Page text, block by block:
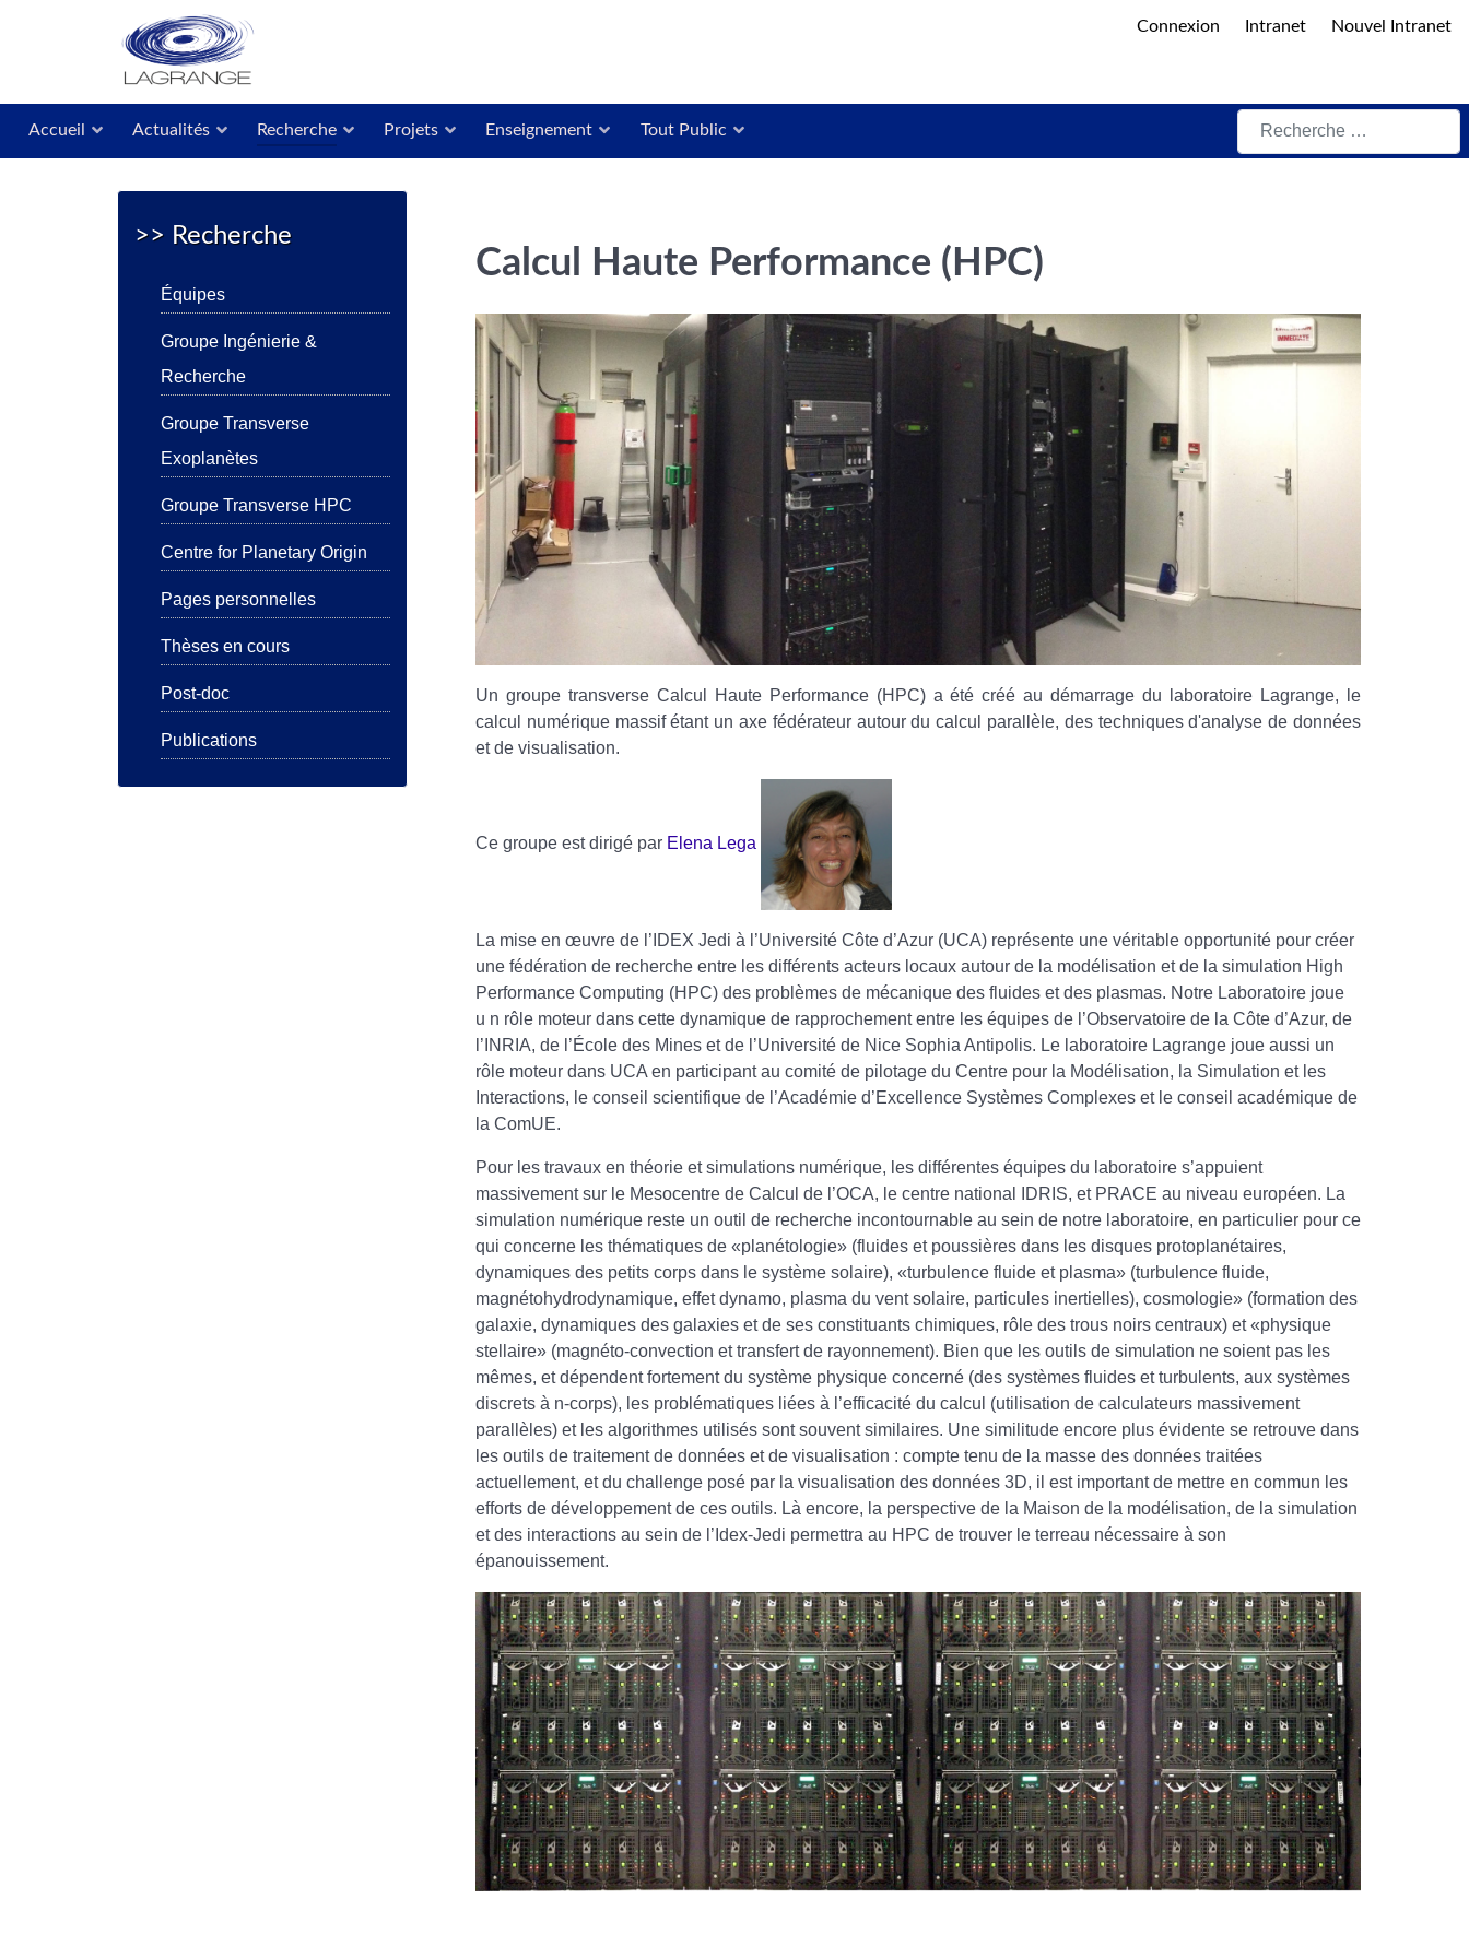
Connexion Intranet Nouvel Intranet
Accueil Actualités Recherche Projets Enseignement Tout Public
Rechercher
>> Recherche
Équipes
Groupe Ingénierie &
Recherche
Groupe Transverse
Exoplanètes
Groupe Transverse HPC
Centre for Planetary Origin
Pages personnelles
Thèses en cours
Post-doc
Publications
Calcul Haute Performance (HPC)
Un groupe transverse Calcul Haute Performance (HPC) a été créé au démarrage du laboratoire Lagrange, le
calcul numérique massif étant un axe fédérateur autour du calcul parallèle, des techniques d'analyse de données
et de visualisation.
Ce groupe est dirigé par Elena Lega
La mise en œuvre de l’IDEX Jedi à l’Université Côte d’Azur (UCA) représente une véritable opportunité pour créer
une fédération de recherche entre les différents acteurs locaux autour de la modélisation et de la simulation High
Performance Computing (HPC) des problèmes de mécanique des fluides et des plasmas. Notre Laboratoire joue
u n rôle moteur dans cette dynamique de rapprochement entre les équipes de l’Observatoire de la Côte d’Azur, de
l’INRIA, de l’École des Mines et de l’Université de Nice Sophia Antipolis. Le laboratoire Lagrange joue aussi un
rôle moteur dans UCA en participant au comité de pilotage du Centre pour la Modélisation, la Simulation et les
Interactions, le conseil scientifique de l’Académie d’Excellence Systèmes Complexes et le conseil académique de
la ComUE.
Pour les travaux en théorie et simulations numérique, les différentes équipes du laboratoire s’appuient
massivement sur le Mesocentre de Calcul de l’OCA, le centre national IDRIS, et PRACE au niveau européen. La
simulation numérique reste un outil de recherche incontournable au sein de notre laboratoire, en particulier pour ce
qui concerne les thématiques de «planétologie» (fluides et poussières dans les disques protoplanétaires,
dynamiques des petits corps dans le système solaire), «turbulence fluide et plasma» (turbulence fluide,
magnétohydrodynamique, effet dynamo, plasma du vent solaire, particules inertielles), cosmologie» (formation des
galaxie, dynamiques des galaxies et de ses constituants chimiques, rôle des trous noirs centraux) et «physique
stellaire» (magnéto-convection et transfert de rayonnement). Bien que les outils de simulation ne soient pas les
mêmes, et dépendent fortement du système physique concerné (des systèmes fluides et turbulents, aux systèmes
discrets à n-corps), les problématiques liées à l’efficacité du calcul (utilisation de calculateurs massivement
parallèles) et les algorithmes utilisés sont souvent similaires. Une similitude encore plus évidente se retrouve dans
les outils de traitement de données et de visualisation : compte tenu de la masse des données traitées
actuellement, et du challenge posé par la visualisation des données 3D, il est important de mettre en commun les
efforts de développement de ces outils. Là encore, la perspective de la Maison de la modélisation, de la simulation
et des interactions au sein de l’Idex-Jedi permettra au HPC de trouver le terreau nécessaire à son
épanouissement.